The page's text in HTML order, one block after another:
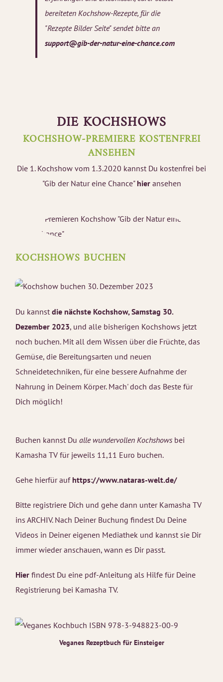
bereiteten Kochshow-Rezepte, für die
"Rezepte Bilder Seite" sendet bitte an
support@gib-der-natur-eine-chance.com
DIE KOCHSHOWS
KOCHSHOW-PREMIERE KOSTENFREI
ANSEHEN
Die 1. Kochshow vom 1.3.2020 kannst Du kostenfrei bei
"Gib der Natur eine Chance" hieransehen
KOCHSHOWS BUCHEN
Du kannstdie nächste Kochshow, Samstag 30.
Dezember 2023, und alle bisherigen Kochshows jetzt
noch buchen. Mit all dem Wissen über die Früchte, das
Gemüse, die Bereitungsarten und neuen
Schneidetechniken, für eine bessere Aufnahme der
Nahrung in Deinem Körper. Mach' doch das Beste für
Dich möglich!
Buchen kannst Du alle wundervollen Kochshows bei
Kamasha TV für jeweils 11,11 Euro buchen.
Gehe hierfür auf https://www.nataras-welt.de/
Bitte registriere Dich und gehe dann unter Kamasha TV
ins ARCHIV. Nach Deiner Buchung findest Du Deine
Videos in Deiner eigenen Mediathek und kannst sie Dir
immer wieder anschauen, wann es Dir passt.
Hier findest Du eine pdf-Anleitung als Hilfe für Deine
Registrierung bei Kamasha TV.
Veganes Rezeptbuch für Einsteiger